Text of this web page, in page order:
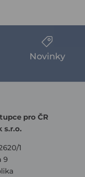
Novinky
pro ČR
s.r.o.
1
9